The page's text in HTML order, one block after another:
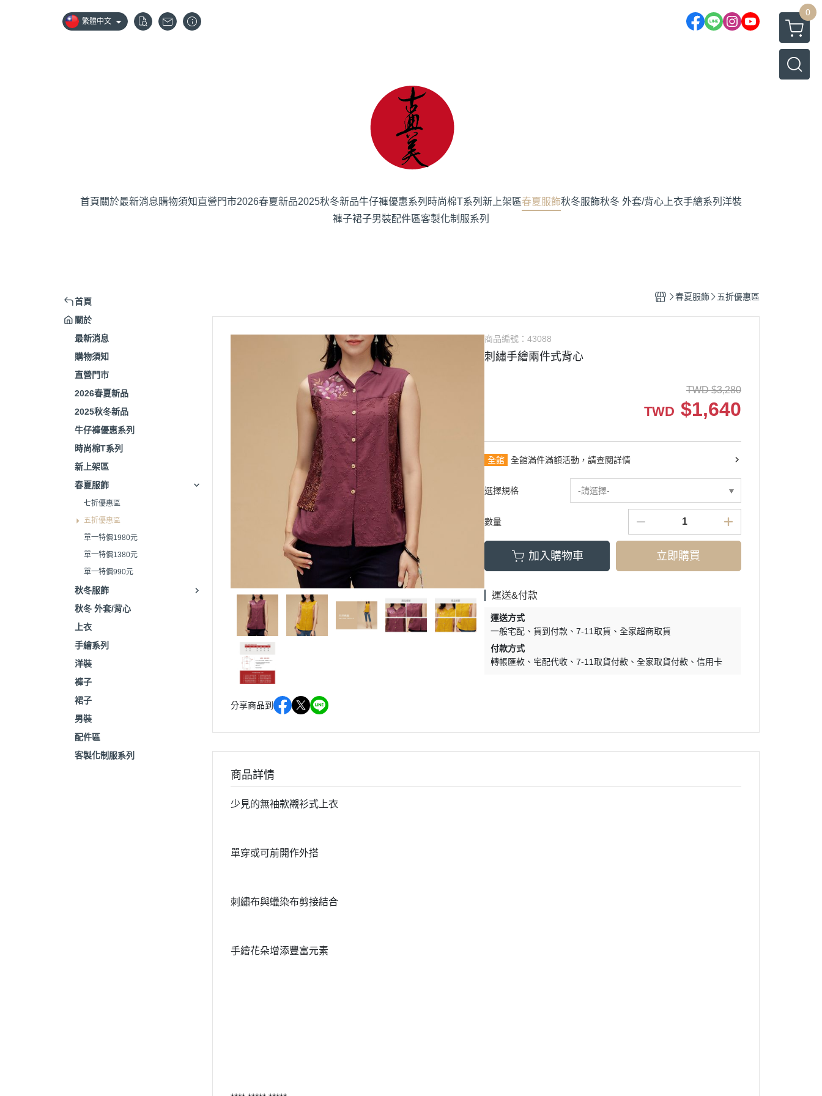
繁體中文
0
首頁 關於最新消息購物須知直營門市2026春夏新品2025秋冬新品牛仔褲優惠系列 時尚棉T系列 新上架區春夏服飾秋冬服飾秋冬 外套/背心 上衣手繪系列 洋裝
褲子裙子男裝配件區客製化制服系列
首頁
關於
最新消息
購物須知
直營門市
2026春夏新品
2025秋冬新品
牛仔褲優惠系列
時尚棉T系列
新上架區
春夏服飾
七折優惠區
五折優惠區
單一特價1980元
單一特價1380元
單一特價990元
秋冬服飾
秋冬 外套/背心
上衣
手繪系列
洋裝
褲子
裙子
男裝
配件區
客製化制服系列
春夏服飾 五折優惠區
分享商品到
商品編號：43088
刺繡手繪兩件式背心
TWD $3,280
TWD $1,640
全館 全館滿件滿額活動，請查閱詳情
選擇規格 -請選擇-
數量
加入購物車 立即購買
運送&付款
運送方式
一般宅配
貨到付款 7-11取貨
全家超商取貨
付款方式
轉帳匯款
宅配代收 7-11取貨付款 全家取貨付款 信用卡
商品詳情
少見的無袖款襯衫式上衣
單穿或可前開作外搭
刺繡布與蠟染布剪接結合
手繪花朵增添豐富元素